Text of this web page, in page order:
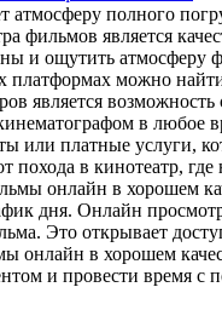
полного
является
и ощутить
можно
является
в
платные услуги,
в кинотеатр,
онлайн в хорошем
дня. Онлайн
Это открывает
в хорошем
и провести время с